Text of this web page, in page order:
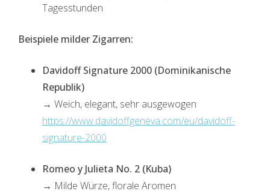
Tagesstunden
Beispiele milder Zigarren:
Davidoff Signature 2000 (Dominikanische
Republik)
→ Weich, elegant, sehr ausgewogen
https://www.davidoffgeneva.com/eu/davidoff-
signature-2000
Romeo y Julieta No. 2 (Kuba)
→ Milde Würze, florale Aromen